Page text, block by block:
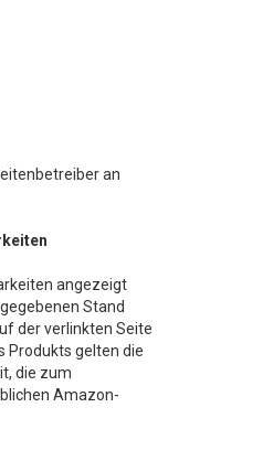
an
angezeigt
Stand
der verlinkten Seite
Produkts gelten die
die zum
Amazon-